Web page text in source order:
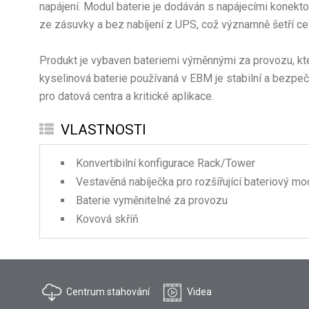
napájení. Modul baterie je dodáván s napájecími
ze zásuvky a bez nabíjení z UPS, což významně šetří
Produkt je vybaven bateriemi výměnnými za provozu,
kyselinová baterie používaná v EBM je stabilní a
pro datová centra a kritické aplikace.
VLASTNOSTI
Konvertibilní konfigurace Rack/Tower
Vestavěná nabíječka pro rozšířující bateriový
Baterie vyměnitelné za provozu
Kovová skříň
Centrum stahování Videa